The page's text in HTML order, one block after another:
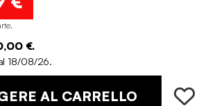
.
€.
18/08/26.
AL CARRELLO